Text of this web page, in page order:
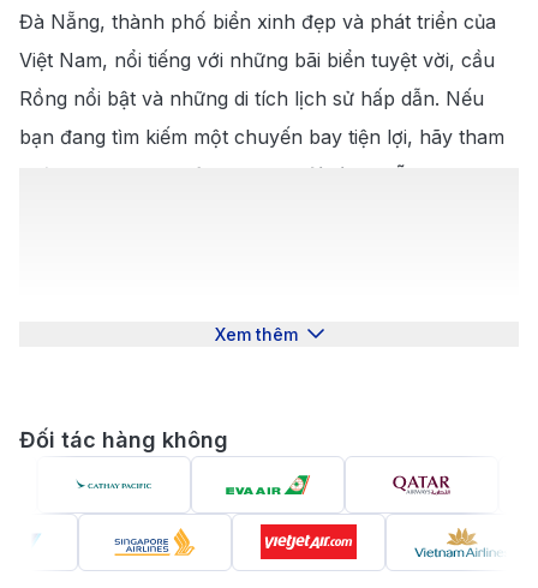
5.1 Những địa điểm nổi bật
5.2.Khám phá ẩm thực Đà Nẵng
Đà Nẵng, thành phố biển xinh đẹp và phát triển của
Việt Nam, nổi tiếng với những bãi biển tuyệt vời, cầu
Rồng nổi bật và những di tích lịch sử hấp dẫn. Nếu
bạn đang tìm kiếm một chuyến bay tiện lợi, hãy tham
khảo
vé máy bay từ Thượng Hải đi Đà Nẵng
chóng, dễ dàng và tiết kiệm ngay trên website của
Xem thêm
Đối tác hàng không